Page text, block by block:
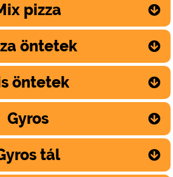
pizza
öntetek
öntetek
Gyros
tál